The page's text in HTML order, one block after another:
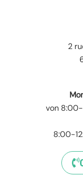
2
von 8:00-
8:00-